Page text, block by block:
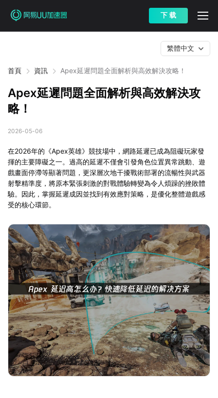
下 载
首頁 資訊 Apex延遲問題全面解析與高效解決攻略！
繁體中文
Apex延遲問題全面解析與高效解決攻
略！
2026-05-06
在2026年的《Apex英雄》競技場中，網路延遲已成為阻礙玩家發
揮的主要障礙之一。過高的延遲不僅會引發角色位置異常跳動、遊
戲畫面停滯等顯著問題，更深層次地干擾戰術部署的流暢性與武器
射擊精準度，將原本緊張刺激的對戰體驗轉變為令人煩躁的挫敗體
驗。因此，掌握延遲成因並找到有效應對策略，是優化整體遊戲感
受的核心環節。